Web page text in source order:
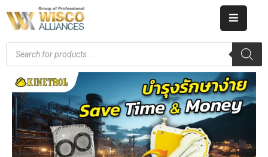
HOME
ABOUT
US
PRODUCT
CATALOG